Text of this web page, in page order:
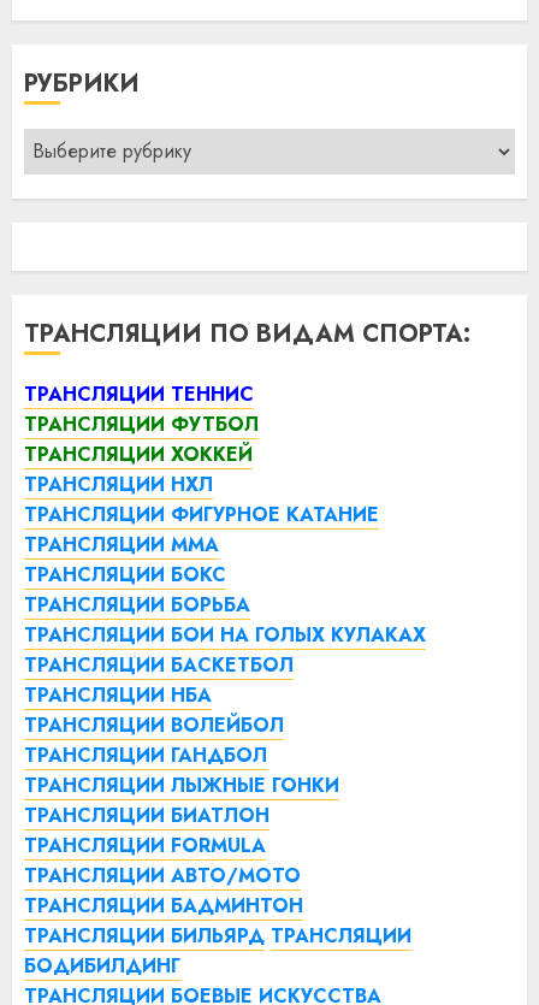
РУБРИКИ
Рубрики
ТРАНСЛЯЦИИ ПО ВИДАМ СПОРТА:
ТРАНСЛЯЦИИ ТЕННИС
ТРАНСЛЯЦИИ ФУТБОЛ
ТРАНСЛЯЦИИ ХОККЕЙ
ТРАНСЛЯЦИИ НХЛ
ТРАНСЛЯЦИИ ФИГУРНОЕ КАТАНИЕ
ТРАНСЛЯЦИИ ММА
ТРАНСЛЯЦИИ БОКС
ТРАНСЛЯЦИИ БОРЬБА
ТРАНСЛЯЦИИ БОИ НА ГОЛЫХ КУЛАКАХ
ТРАНСЛЯЦИИ БАСКЕТБОЛ
ТРАНСЛЯЦИИ НБА
ТРАНСЛЯЦИИ ВОЛЕЙБОЛ
ТРАНСЛЯЦИИ ГАНДБОЛ
ТРАНСЛЯЦИИ ЛЫЖНЫЕ ГОНКИ
ТРАНСЛЯЦИИ БИАТЛОН
ТРАНСЛЯЦИИ FORMULA
ТРАНСЛЯЦИИ АВТО/МОТО
ТРАНСЛЯЦИИ БАДМИНТОН
ТРАНСЛЯЦИИ БИЛЬЯРД ТРАНСЛЯЦИИ
БОДИБИЛДИНГ
ТРАНСЛЯЦИИ БОЕВЫЕ ИСКУССТВА